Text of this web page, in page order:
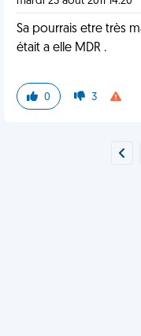
Sa pourrais etre très
était a elle MDR .
0 3